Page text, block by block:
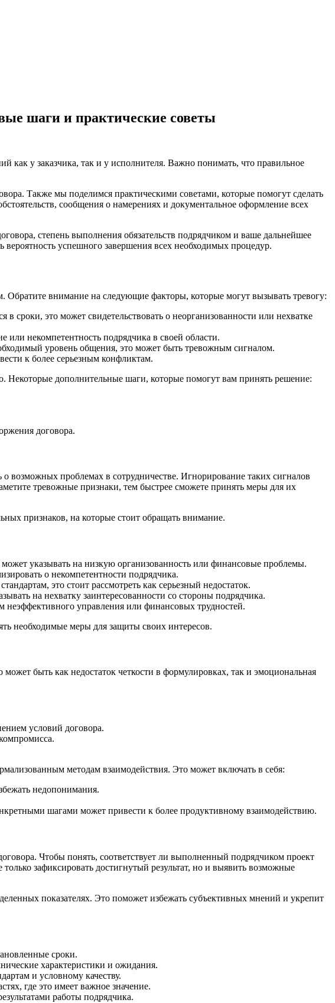
шаги и практические советы
как у заказчика, так и у исполнителя. Важно понимать, что правильное
Также мы поделимся практическими советами, которые помогут сделать
сообщения о намерениях и документальное оформление всех
степень выполнения обязательств подрядчиком и ваше дальнейшее
успешного завершения всех необходимых процедур.
Обратите внимание на следующие факторы, которые могут вызывать тревогу:
в сроки, это может свидетельствовать о неорганизованности или нехватке
или некомпетентность подрядчика в своей области.
уровень общения, это может быть тревожным сигналом.
к более серьезным конфликтам.
Некоторые дополнительные шаги, которые помогут вам принять решение:
договора.
возможных проблемах в сотрудничестве. Игнорирование таких сигналов
тревожные признаки, тем быстрее сможете принять меры для их
признаков, на которые стоит обращать внимание.
указывать на низкую организованность или финансовые проблемы.
о некомпетентности подрядчика.
это стоит рассмотреть как серьезный недостаток.
на нехватку заинтересованности со стороны подрядчика.
неэффективного управления или финансовых трудностей.
необходимые меры для защиты своих интересов.
быть как недостаток четкости в формулировках, так и эмоциональная
условий договора.
методам взаимодействия. Это может включать в себя:
недопонимания.
шагами может привести к более продуктивному взаимодействию.
Чтобы понять, соответствует ли выполненный подрядчиком проект
зафиксировать достигнутый результат, но и выявить возможные
показателях. Это поможет избежать субъективных мнений и укрепит
сроки.
характеристики и ожидания.
и условному качеству.
где это имеет важное значение.
работы подрядчика.